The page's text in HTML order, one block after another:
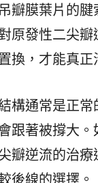
瓣膜葉片的
原發性二尖
換，才能真正
構通常是正
跟著被撐大
瓣逆流的治